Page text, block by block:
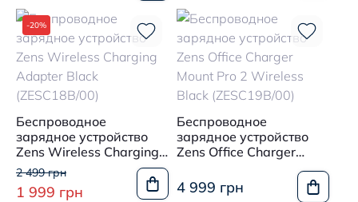
-20%
Беспроводное
зарядное устройство
Zens Wireless Charging
Adapter Black
(ZESC18B/00)
2 499 грн
1 999 грн
Беспроводное
зарядное устройство
Zens Office Charger
Mount Pro 2 Wireless
Black (ZESC19B/00)
4 999 грн